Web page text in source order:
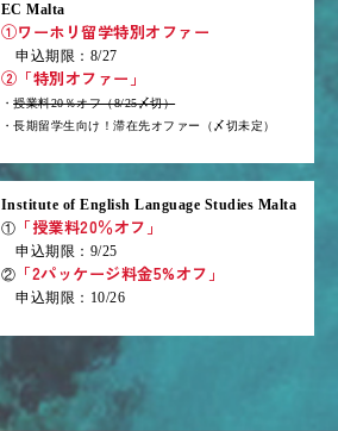
EC Malta
①ワーホリ留学特別オファー
申込期限：8/27
②「特別オファー」
・授業料20％オフ（8/25〆切）
・長期留学生向け！滞在先オファー（〆切未定）
Institute of English Language Studies Malta
① 「授業料20％オフ」
申込期限：9/25
② 「2パッケージ料金5%オフ」
申込期限：10/26